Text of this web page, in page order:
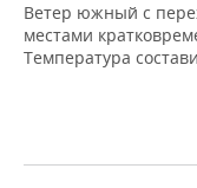
ВОЛЕЙБОЛ
ИСТОРИЯ
СПИСОК ПЕРСОН
ПОЛНАЯ ВЕРСИЯ
Ветер южный с
местами
Температура